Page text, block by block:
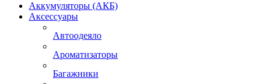
Аккумуляторы (АКБ)
Аксессуары
Автоодеяло
Ароматизаторы
Багажники